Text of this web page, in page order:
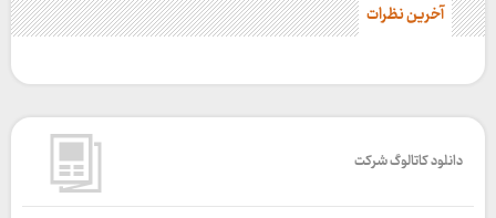
آخرین نظرات
دانلود کاتالوگ شرکت